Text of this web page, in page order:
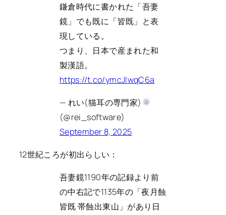
鎌倉時代に書かれた「吾妻
鏡」でも既に「皆既」と表
現している。
つまり、日本で産まれた和
製漢語。
https://t.co/ymcJlwqC6a
— れい(猫耳の専門家)
(@rei_software)
September 8, 2025
12世紀ころが初出らしい：
吾妻鏡1190年の記録より前
の中右記で1135年の「夜月蝕
皆既 帯蝕出東山」があり日